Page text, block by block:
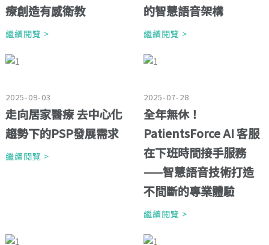
療創造有感衛教
繼續閱覽 >
的智慧語音架構
繼續閱覽 >
2025-09-03
走向居家醫療 去中心化
趨勢下的PSP發展需求
繼續閱覽 >
2025-07-28
全年無休！
PatientsForce AI 客服
在下班時間接手服務
——智慧語音技術打造
不間斷的專業體驗
繼續閱覽 >